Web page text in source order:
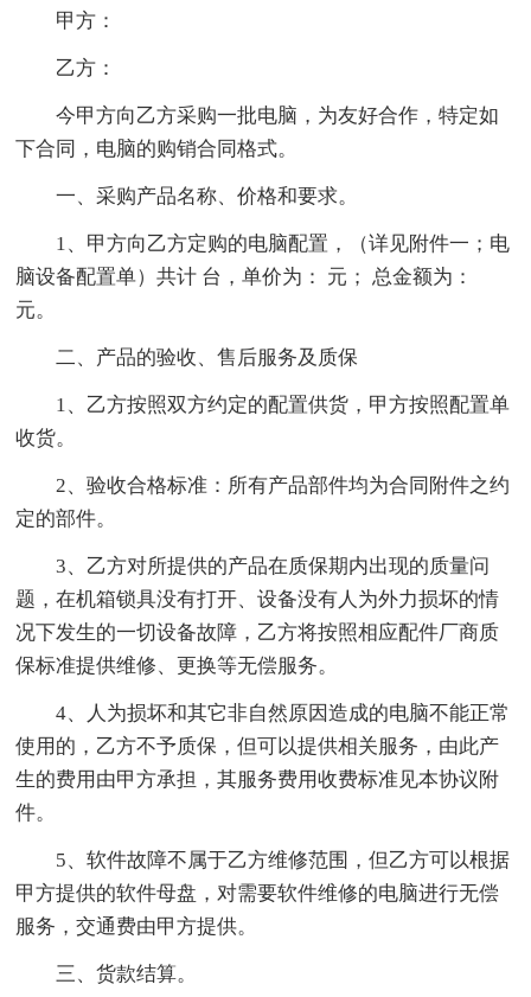
甲方：
乙方：
今甲方向乙方采购一批电脑，为友好合作，特定如
下合同，电脑的购销合同格式。
一、采购产品名称、价格和要求。
1、甲方向乙方定购的电脑配置，（详见附件一；电
脑设备配置单）共计 台，单价为： 元； 总金额为：
元。
二、产品的验收、售后服务及质保
1、乙方按照双方约定的配置供货，甲方按照配置单
收货。
2、验收合格标准：所有产品部件均为合同附件之约
定的部件。
3、乙方对所提供的产品在质保期内出现的质量问
题，在机箱锁具没有打开、设备没有人为外力损坏的情
况下发生的一切设备故障，乙方将按照相应配件厂商质
保标准提供维修、更换等无偿服务。
4、人为损坏和其它非自然原因造成的电脑不能正常
使用的，乙方不予质保，但可以提供相关服务，由此产
生的费用由甲方承担，其服务费用收费标准见本协议附
件。
5、软件故障不属于乙方维修范围，但乙方可以根据
甲方提供的软件母盘，对需要软件维修的电脑进行无偿
服务，交通费由甲方提供。
三、货款结算。